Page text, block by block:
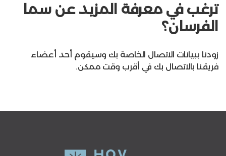
ترغب في معرفة المزيد عن سما
الفرسان؟
زودنا ببيانات الاتصال الخاصة بك وسيقوم أحد أعضاء
فريقنا بالاتصال بك في أقرب وقت ممكن.